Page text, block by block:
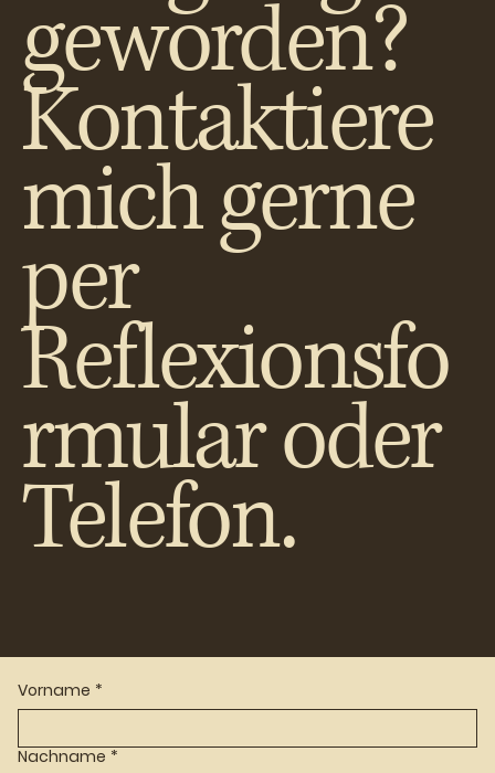
geworden?
Kontaktiere
mich gerne
per
Reflexionsfo
rmular oder
Telefon.
Vorname *
Nachname *